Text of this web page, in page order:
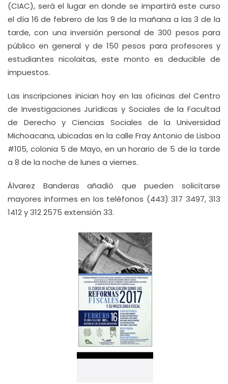
(CIAC), será el lugar en donde se impartirá este curso
el día 16 de febrero de las 9 de la mañana a las 3 de la
tarde, con una inversión personal de 300 pesos para
público en general y de 150 pesos para profesores y
estudiantes nicolaitas, este monto es deducible de
impuestos.
Las inscripciones inician hoy en las oficinas del Centro
de Investigaciones Jurídicas y Sociales de la Facultad
de Derecho y Ciencias Sociales de la Universidad
Michoacana, ubicadas en la calle Fray Antonio de Lisboa
#105, colonia 5 de Mayo, en un horario de 5 de la tarde
a 8 de la noche de lunes a viernes.
Álvarez Banderas añadió que pueden solicitarse
mayores informes en los teléfonos (443) 317 3497, 313
1412 y 312 2575 extensión 33.